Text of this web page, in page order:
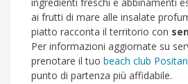
ai frutti di mare alle insalate
piatto racconta il territorio con
Per informazioni aggiornate su
prenotare il tuo beach club
punto di partenza più affidabile.